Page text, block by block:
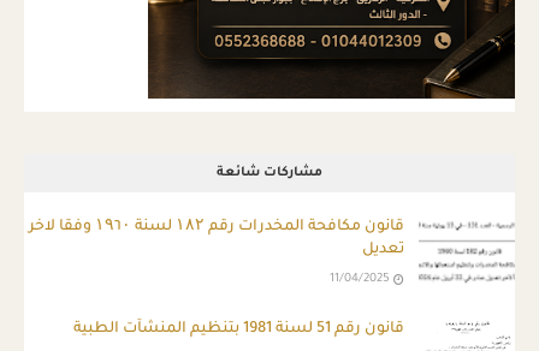
مشاركات شائعة
قانون مكافحة المخدرات رقم ۱۸۲ لسنة ۱۹٦۰ وفقا لاخر
تعديل
11/04/2025
قانون رقم 51 لسنة 1981 بتنظيم المنشآت الطبية